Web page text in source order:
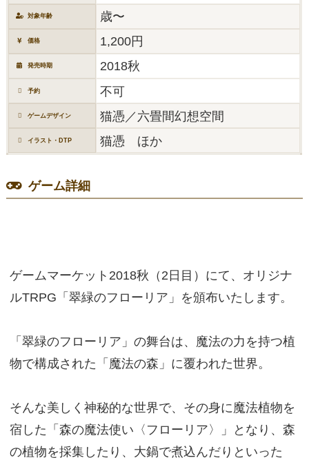
対象年齢 歳〜
価格 1,200円
発売時期 2018秋
予約 不可
ゲームデザイン 猫憑／六畳間幻想空間
イラスト・DTP 猫憑 ほか
ゲーム詳細
ゲームマーケット2018秋（2日目）にて、オリジナ
ルTRPG「翠緑のフローリア」を頒布いたします。
「翠緑のフローリア」の舞台は、魔法の力を持つ植
物で構成された「魔法の森」に覆われた世界。
そんな美しく神秘的な世界で、その身に魔法植物を
宿した「森の魔法使い〈フローリア〉」となり、森
の植物を採集したり、大鍋で煮込んだりといった